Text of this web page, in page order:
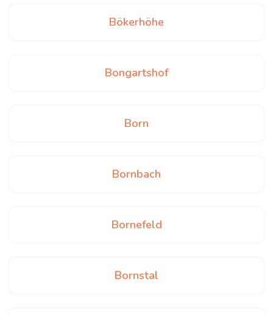
Bökerhöhe
Bongartshof
Born
Bornbach
Bornefeld
Bornstal